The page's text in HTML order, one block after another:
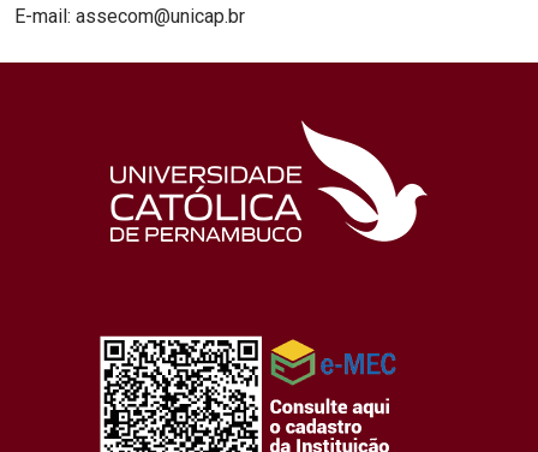
E-mail: assecom@unicap.br